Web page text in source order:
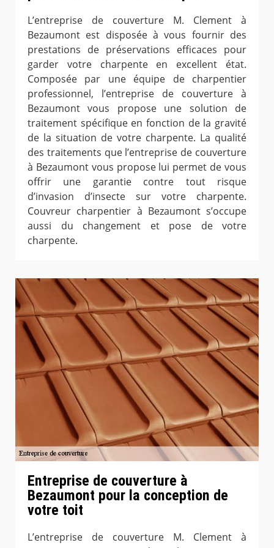
L’entreprise de couverture M. Clement à
Bezaumont est disposée à vous fournir des
prestations de préservations efficaces pour
garder votre charpente en excellent état.
Composée par une équipe de charpentier
professionnel, l’entreprise de couverture à
Bezaumont vous propose une solution de
traitement spécifique en fonction de la gravité
de la situation de votre charpente. La qualité
des traitements que l’entreprise de couverture
à Bezaumont vous propose lui permet de vous
offrir une garantie contre tout risque
d’invasion d’insecte sur votre charpente.
Couvreur charpentier à Bezaumont s’occupe
aussi du changement et pose de votre
charpente.
Entreprise de couverture à
Bezaumont pour la conception de
votre toit
L’entreprise de couverture M. Clement à